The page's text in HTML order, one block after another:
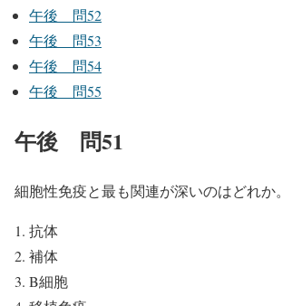
午後 問52
午後 問53
午後 問54
午後 問55
午後 問51
細胞性免疫と最も関連が深いのはどれか。
抗体
補体
B細胞